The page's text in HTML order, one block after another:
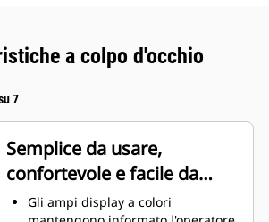
a colpo d'occhio
7
Semplice da usare,
confortevole e facile da
imparare
Gli ampi display a colori